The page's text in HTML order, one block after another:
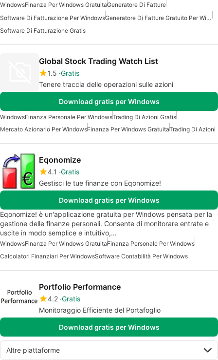
WindowsFinanza Per Windows GratuitaGeneratore Di Fatture
Software Di Fatturazione Per Windows
Generatore Di Fatture Gratuito Per Windows
Software Di Fatturazione Gratis
Global Stock Trading Watch List
1.5 Gratis
Tenere traccia delle operazioni sulle azioni
Download gratis per Windows
WindowsFinanza Personale Per WindowsTrading Di Azioni Gratis
Mercato Azionario Per WindowsFinanza Per Windows GratuitaTrading Di Azioni
Eqonomize
4.1 Gratis
Gestisci le tue finanze con Eqonomize!
Download gratis per Windows
Eqonomize! è un'applicazione gratuita per Windows pensata per la
gestione delle finanze personali. Consente di monitorare entrate e
uscite in modo semplice e intuitivo,…
WindowsFinanza Per Windows GratuitaFinanza Personale Per Windows
Calcolatori Finanziari Per WindowsSoftware Contabilità Per Windows
Portfolio Performance
4.2 Gratis
Monitoraggio Efficiente del Portafoglio
Download gratis per Windows
Altre piattaforme